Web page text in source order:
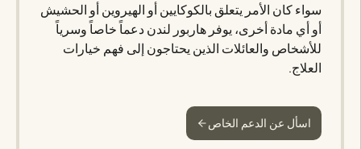
سواء كان الأمر يتعلق بالكوكايين أو الهيروين أو الحشيش
أو أي مادة أخرى، يوفر هاربور لندن دعماً خاصاً وسرياً
للأشخاص والعائلات الذين يحتاجون إلى فهم خيارات
العلاج.
اسأل عن الدعم الخاص